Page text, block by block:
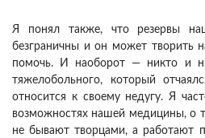
Я понял также, что резервы
безграничны и он может творить
помочь. И наоборот — никто и
тяжелобольного, который
относится к своему недугу. Я
возможностях нашей медицины, о
не бывают творцами, а работают